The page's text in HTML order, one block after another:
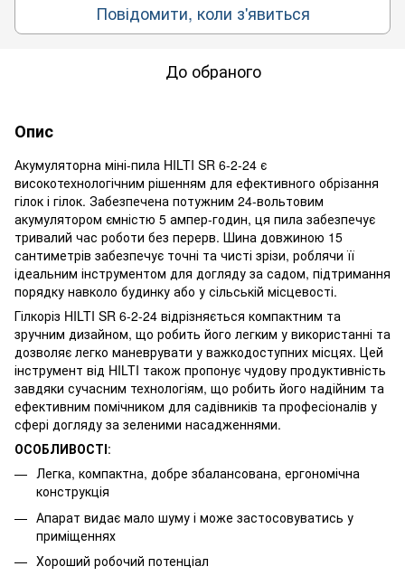
Повідомити, коли з'явиться
До обраного
Опис
Акумуляторна міні-пила HILTI SR 6-2-24 є
високотехнологічним рішенням для ефективного обрізання
гілок і гілок. Забезпечена потужним 24-вольтовим
акумулятором ємністю 5 ампер-годин, ця пила забезпечує
тривалий час роботи без перерв. Шина довжиною 15
сантиметрів забезпечує точні та чисті зрізи, роблячи її
ідеальним інструментом для догляду за садом, підтримання
порядку навколо будинку або у сільській місцевості.
Гілкоріз HILTI SR 6-2-24 відрізняється компактним та
зручним дизайном, що робить його легким у використанні та
дозволяє легко маневрувати у важкодоступних місцях. Цей
інструмент від HILTI також пропонує чудову продуктивність
завдяки сучасним технологіям, що робить його надійним та
ефективним помічником для садівників та професіоналів у
сфері догляду за зеленими насадженнями.
ОСОБЛИВОСТІ:
Легка, компактна, добре збалансована, ергономічна
конструкція
Апарат видає мало шуму і може застосовуватись у
приміщеннях
Хороший робочий потенціал